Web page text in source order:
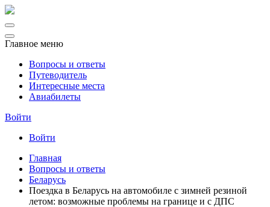
Главное меню
Вопросы и ответы
Путеводитель
Интересные места
Авиабилеты
Войти
Войти
Главная
Вопросы и ответы
Беларусь
Поездка в Беларусь на автомобиле с зимней резиной
летом: возможные проблемы на границе и с ДПС